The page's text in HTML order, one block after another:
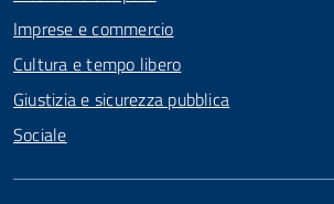
Imprese e commercio
Cultura e tempo libero
Giustizia e sicurezza pubblica
Sociale